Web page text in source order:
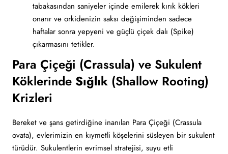
tabakasından saniyeler içinde emilerek kırık kökleri
onarır ve orkidenizin saksı değişiminden sadece
haftalar sonra yepyeni ve güçlü çiçek dalı (Spike)
çıkarmasını tetikler.
Para Çiçeği (Crassula) ve Sukulent
Köklerinde Sığlık (Shallow Rooting)
Krizleri
Bereket ve şans getirdiğine inanılan Para Çiçeği (Crassula
ovata), evlerimizin en kıymetli köşelerini süsleyen bir sukulent
türüdür. Sukulentlerin evrimsel stratejisi, suyu etli